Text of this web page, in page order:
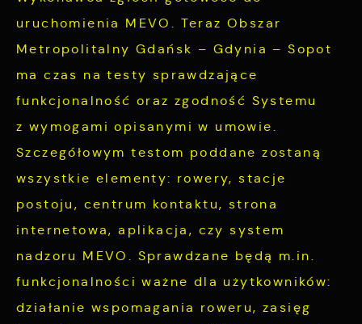
uruchomienia MEVO. Teraz Obszar
Metropolitalny Gdańsk – Gdynia – Sopot
ma czas na testy sprawdzające
funkcjonalność oraz zgodność Systemu
z wymogami opisanymi w umowie.
Szczegółowym testom poddane zostaną
wszystkie elementy: rowery, stacje
postoju, centrum kontaktu, strona
internetowa, aplikacja, czy system
nadzoru MEVO. Sprawdzane będą m.in.
funkcjonalności ważne dla użytkowników:
działanie wspomagania roweru, zasięg
charakterze pośredników prezentujących nasze